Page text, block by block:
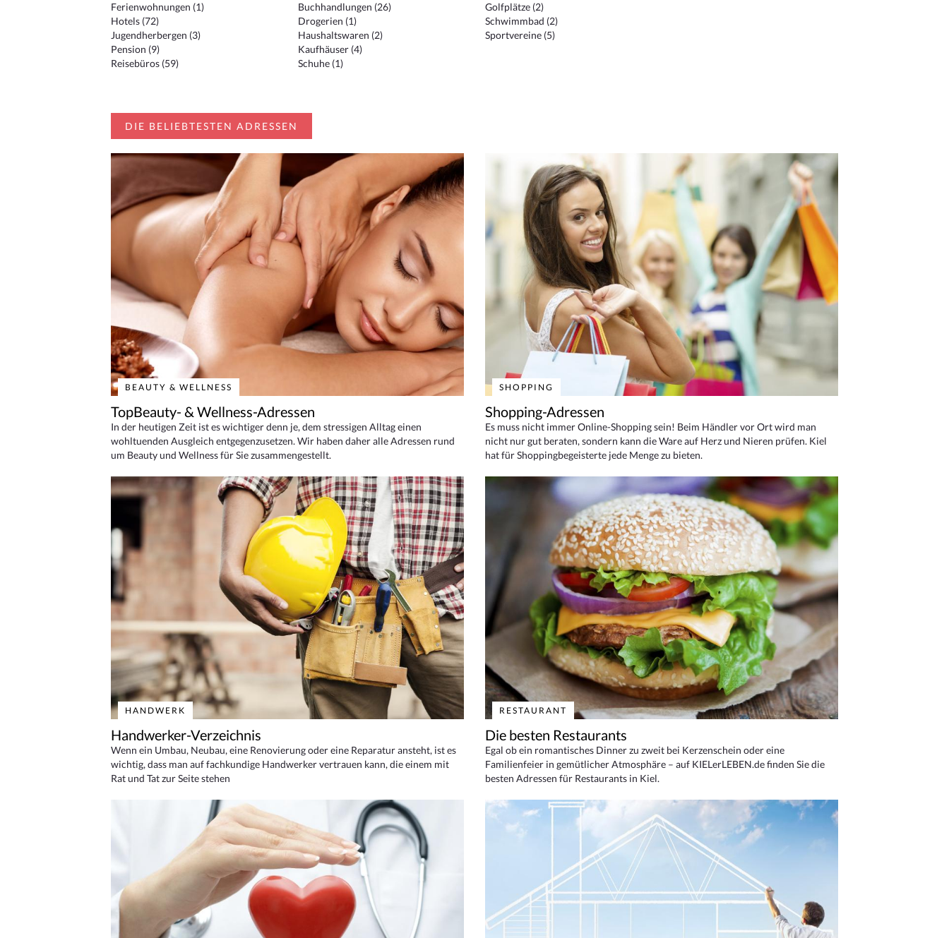
Ferienwohnungen (1)
Hotels (72)
Jugendherbergen (3)
Pension (9)
Reisebüros (59)
Buchhandlungen (26)
Drogerien (1)
Haushaltswaren (2)
Kaufhäuser (4)
Schuhe (1)
Golfplätze (2)
Schwimmbad (2)
Sportvereine (5)
DIE BELIEBTESTEN ADRESSEN
BEAUTY & WELLNESS
TopBeauty- & Wellness-Adressen
In der heutigen Zeit ist es wichtiger denn je, dem stressigen Alltag einen
wohltuenden Ausgleich entgegenzusetzen. Wir haben daher alle Adressen rund
um Beauty und Wellness für Sie zusammengestellt.
SHOPPING
Shopping-Adressen
Es muss nicht immer Online-Shopping sein! Beim Händler vor Ort wird man
nicht nur gut beraten, sondern kann die Ware auf Herz und Nieren prüfen. Kiel
hat für Shoppingbegeisterte jede Menge zu bieten.
HANDWERK
Handwerker-Verzeichnis
Wenn ein Umbau, Neubau, eine Renovierung oder eine Reparatur ansteht, ist es
wichtig, dass man auf fachkundige Handwerker vertrauen kann, die einem mit
Rat und Tat zur Seite stehen
RESTAURANT
Die besten Restaurants
Egal ob ein romantisches Dinner zu zweit bei Kerzenschein oder eine
Familienfeier in gemütlicher Atmosphäre – auf KIELerLEBEN.de finden Sie die
besten Adressen für Restaurants in Kiel.